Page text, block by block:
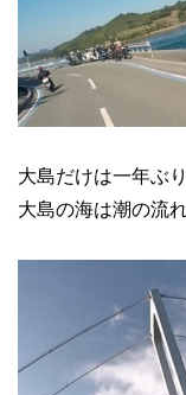
大島だけは一年ぶ
大島の海は潮の流